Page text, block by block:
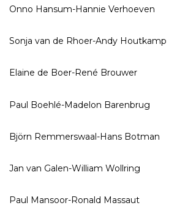
Onno Hansum-Hannie Verhoeven
Sonja van de Rhoer-Andy Houtkamp
Elaine de Boer-René Brouwer
Paul Boehlé-Madelon Barenbrug
Björn Remmerswaal-Hans Botman
Jan van Galen-William Wollring
Paul Mansoor-Ronald Massaut